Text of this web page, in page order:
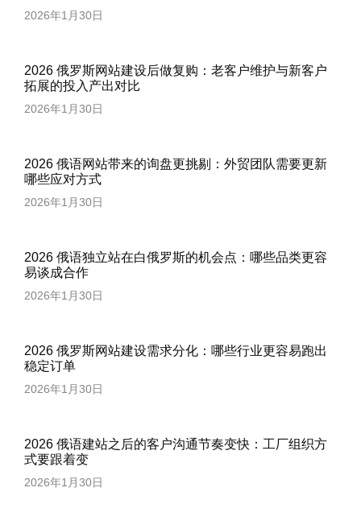
2026年1月30日
2026 俄罗斯网站建设后做复购：老客户维护与新客户
拓展的投入产出对比
2026年1月30日
2026 俄语网站带来的询盘更挑剔：外贸团队需要更新
哪些应对方式
2026年1月30日
2026 俄语独立站在白俄罗斯的机会点：哪些品类更容
易谈成合作
2026年1月30日
2026 俄罗斯网站建设需求分化：哪些行业更容易跑出
稳定订单
2026年1月30日
2026 俄语建站之后的客户沟通节奏变快：工厂组织方
式要跟着变
2026年1月30日